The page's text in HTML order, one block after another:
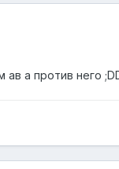
а против него